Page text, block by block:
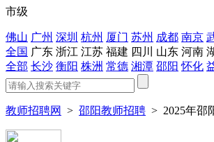
市级
佛山 广州 深圳 杭州 厦门 苏州 成都 南京
全国 广东 浙江 江苏 福建 四川 山东 河南
全部 长沙 衡阳 株洲 常德 湘潭 邵阳 怀化
教师招聘网 > 邵阳教师招聘 > 2025年邵